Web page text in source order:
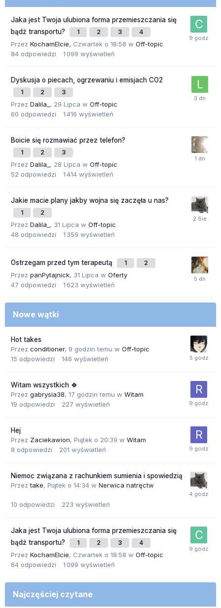
Jaka jest Twoja ulubiona forma przemieszczania się
bądź transportu?
1 2 3 4
Przez KochamElcie, Czwartek o 18:58 w Off-topic
84 odpowiedzi 1 099 wyświetleń
Dyskusja o piecach, ogrzewaniu i emisjach CO2
1 2 3
Przez Dalila_ , 29 Lipca w Off-topic
60 odpowiedzi 1 416 wyświetleń
Boicie się rozmawiać przez telefon?
1 2 3
Przez Dalila_ , 28 Lipca w Off-topic
52 odpowiedzi 1 414 wyświetleń
Jakie macie plany jakby wojna się zaczęła u nas?
1 2
Przez Dalila_ , 31 Lipca w Off-topic
48 odpowiedzi 1 359 wyświetleń
Ostrzegam przed tym terapeutą 1 2
Przez panPytajnick, 31 Lipca w Oferty
47 odpowiedzi 1 623 wyświetleń
Nowe wątki
Hot takes
Przez conditioner, 9 godzin temu w Off-topic
15 odpowiedzi 146 wyświetleń
Witam wszystkich 🍀
Przez gabrysia38, 17 godzin temu w Witam
19 odpowiedzi 227 wyświetleń
Hej
Przez Zaciekawion, Piątek o 20:39 w Witam
8 odpowiedzi 201 wyświetleń
Niemoc związana z rachunkiem sumienia i spowiedzią
Przeztake, Piątek o 14:34 w Nerwica natręctw
10 odpowiedzi 223 wyświetleń
Jaka jest Twoja ulubiona forma przemieszczania się
bądź transportu?
1 2 3 4
Przez KochamElcie, Czwartek o 18:58 w Off-topic
84 odpowiedzi 1 099 wyświetleń
Najczęściej czytane